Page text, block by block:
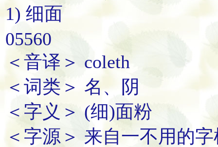
1) 细面
05560
＜音译＞ coleth
＜词类＞ 名、阴
＜字义＞ (细)面粉
＜字源＞ 来自一不用的